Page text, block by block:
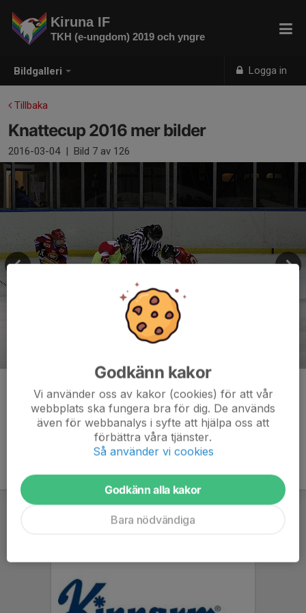
Bildgalleri Logga in
Kiruna IF
TKH (e-ungdom) 2019 och yngre
Tillbaka
Knattecup 2016 mer bilder
2016-03-04 | Bild 7 av 126
Kommentarer
Godkänn kakor
Vi använder oss av kakor (cookies) för att vår
webbplats ska fungera bra för dig. De används
även för webbanalys i syfte att hjälpa oss att
förbättra våra tjänster.
Så använder vi cookies
Godkänn alla kakor
Bara nödvändiga